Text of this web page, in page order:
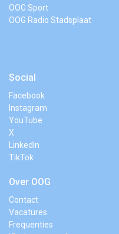
OOG Sport
OOG Radio Stadsplaat
Social
Facebook
Instagram
YouTube
X
LinkedIn
TikTok
Over OOG
Contact
Vacatures
Frequenties